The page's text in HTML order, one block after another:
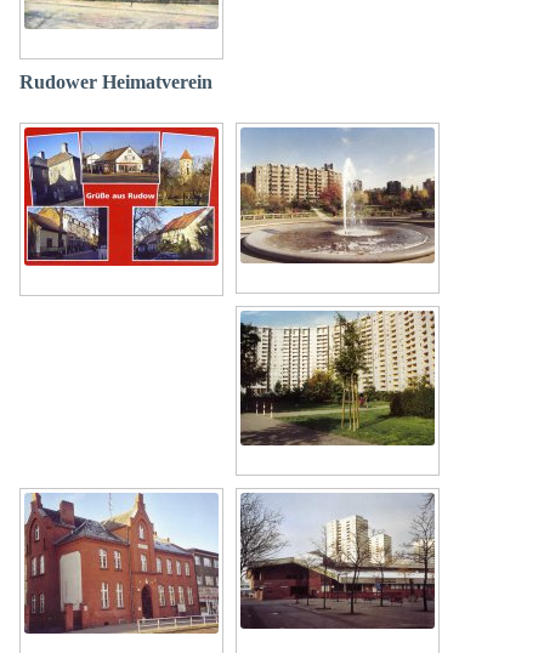
Rudower Heimatverein